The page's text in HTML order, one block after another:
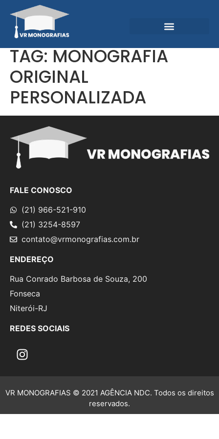
TAG:MONOGRAFIA
ORIGINAL
PERSONALIZADA
FALE CONOSCO
(21) 966-521-910
(21) 3254-8597
contato@vrmonografias.com.br
ENDEREÇO
Rua Conrado Barbosa de Souza, 200
Fonseca
Niterói-RJ
REDES SOCIAIS
VR MONOGRAFIAS © 2021 AGÊNCIA NDC. Todos os direitos
reservados.